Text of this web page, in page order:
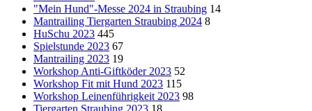
"Mein Hund"-Messe 2024 in Straubing 14
Mantrailing Tiergarten Straubing 2024 8
HuSchu 2023 445
Spielstunde 2023 67
Mantrailing 2023 19
Workshop Anti-Giftköder 2023 52
Workshop Fit mit Hund 2023 115
Workshop Leinenführigkeit 2023 98